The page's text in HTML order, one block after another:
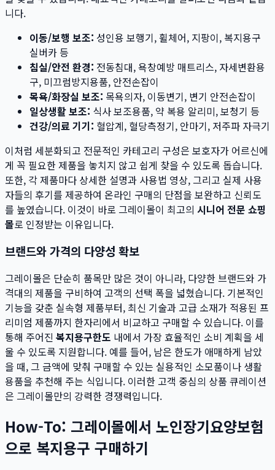
니다.
이동/보행 보조: 성인용 보행기, 휠체어, 지팡이, 복지용구
실버카 등
침실/안전 환경: 전동침대, 욕창예방 매트리스, 자세변환용
구, 미끄럼방지용품, 안전손잡이
목욕/화장실 보조: 목욕의자, 이동변기, 변기 안전손잡이
일상생활 보조: 식사 보조용품, 약 복용 알리미, 보청기 등
건강/의료 기기: 혈압계, 혈당측정기, 안마기, 저주파 자극기
이처럼 세분화되고 전문적인 카테고리 구성은 보호자가 어르신에
게 꼭 필요한 제품을 놓치지 않고 쉽게 찾을 수 있도록 돕습니다.
또한, 각 제품마다 상세한 설명과 사용법 영상, 그리고 실제 사용
자들의 후기를 제공하여 온라인 구매의 단점을 보완하고 신뢰도
를 높였습니다. 이것이 바로 그레이몰이 최고의 시니어 전문 쇼핑
몰로 인정받는 이유입니다.
브랜드와 가격의 다양성 확보
그레이몰은 단순히 품목만 많은 것이 아니라, 다양한 브랜드와 가
격대의 제품을 구비하여 고객의 선택 폭을 넓혔습니다. 기본적인
기능을 갖춘 실속형 제품부터, 최신 기술과 고급 소재가 적용된 프
리미엄 제품까지 한자리에서 비교하고 구매할 수 있습니다. 이를
통해 주어진 복지용구한도 내에서 가장 효율적인 소비 계획을 세
울 수 있도록 지원합니다. 예를 들어, 남은 한도가 애매하게 남았
을 때, 그 금액에 맞춰 구매할 수 있는 실용적인 소모품이나 생활
용품을 추천해 주는 식입니다. 이러한 고객 중심의 상품 큐레이션
은 그레이몰만의 강력한 경쟁력입니다.
How-To: 그레이몰에서 노인장기요양보험
으로 복지용구 구매하기